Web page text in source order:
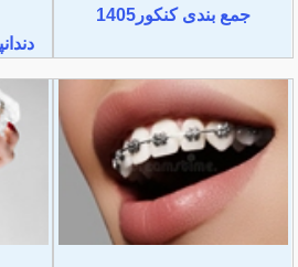
جمع بندی کنکور1405